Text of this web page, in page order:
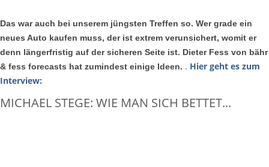
Das war auch bei unserem jüngsten Treffen so. Wer grade ein
neues Auto kaufen muss, der ist extrem verunsichert, womit er
denn längerfristig auf der sicheren Seite ist. Dieter Fess von bähr
& fess forecasts hat zumindest einige Ideen. . Hier geht es zum
Interview:
MICHAEL STEGE: WIE MAN SICH BETTET...